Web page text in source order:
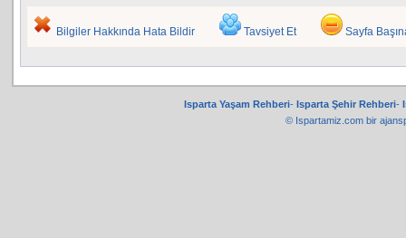
Bilgiler Hakkında Hata Bildir Tavsiyet Et Sayfa
Isparta Yaşam Rehberi- Isparta Şehir Rehberi-
© Ispartamiz.com bir